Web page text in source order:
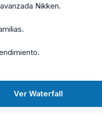
Nikken.
Ver Waterfall